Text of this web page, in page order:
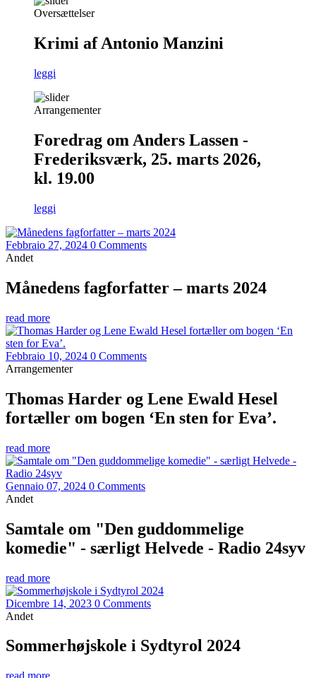
Oversættelser
Krimi af Antonio Manzini
leggi
Arrangementer
Foredrag om Anders Lassen -
Frederiksværk, 25. marts 2026,
kl. 19.00
leggi
Febbraio 27, 2024 0 Comments
Andet
Månedens fagforfatter – marts 2024
read more
Febbraio 10, 2024 0 Comments
Arrangementer
Thomas Harder og Lene Ewald Hesel
fortæller om bogen ‘En sten for Eva’.
read more
Gennaio 07, 2024 0 Comments
Andet
Samtale om "Den guddommelige
komedie" - særligt Helvede - Radio 24syv
read more
Dicembre 14, 2023 0 Comments
Andet
Sommerhøjskole i Sydtyrol 2024